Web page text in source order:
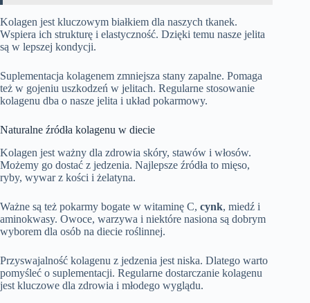
Kolagen jest kluczowym białkiem dla naszych tkanek.
Wspiera ich strukturę i elastyczność. Dzięki temu nasze jelita
są w lepszej kondycji.
Suplementacja kolagenem zmniejsza stany zapalne. Pomaga
też w gojeniu uszkodzeń w jelitach. Regularne stosowanie
kolagenu dba o nasze jelita i układ pokarmowy.
Naturalne źródła kolagenu w diecie
Kolagen jest ważny dla zdrowia skóry, stawów i włosów.
Możemy go dostać z jedzenia. Najlepsze źródła to mięso,
ryby, wywar z kości i żelatyna.
Ważne są też pokarmy bogate w witaminę C, cynk, miedź i
aminokwasy. Owoce, warzywa i niektóre nasiona są dobrym
wyborem dla osób na diecie roślinnej.
Przyswajalność kolagenu z jedzenia jest niska. Dlatego warto
pomyśleć o suplementacji. Regularne dostarczanie kolagenu
jest kluczowe dla zdrowia i młodego wyglądu.